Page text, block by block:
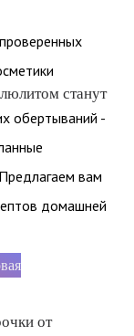
станут
обертываний -
вам
домашней
от